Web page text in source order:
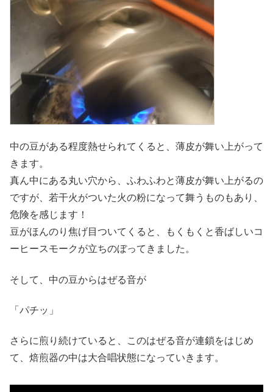
中の豆がある程度熱せられてくると、薄皮が舞い上がって
きます。
真ん中にある丸い穴から、ふわふわと薄皮が舞い上がるの
ですが、若干火がついた火の粉になって舞うものもあり、
危険を感じます！
豆がほんのり焦げ目ついてくると、もくもくと香ばしいコ
ーヒースモークが立ちのぼってきました。
そして、中の豆からはぜる音が
「パチッ」
さらに煎り続けていると、このはぜる音が連鎖をはじめ
て、焙煎器の中は大合唱状態になっていきます。